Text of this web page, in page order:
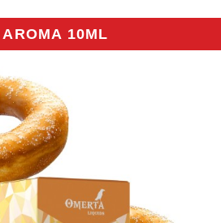
10ML